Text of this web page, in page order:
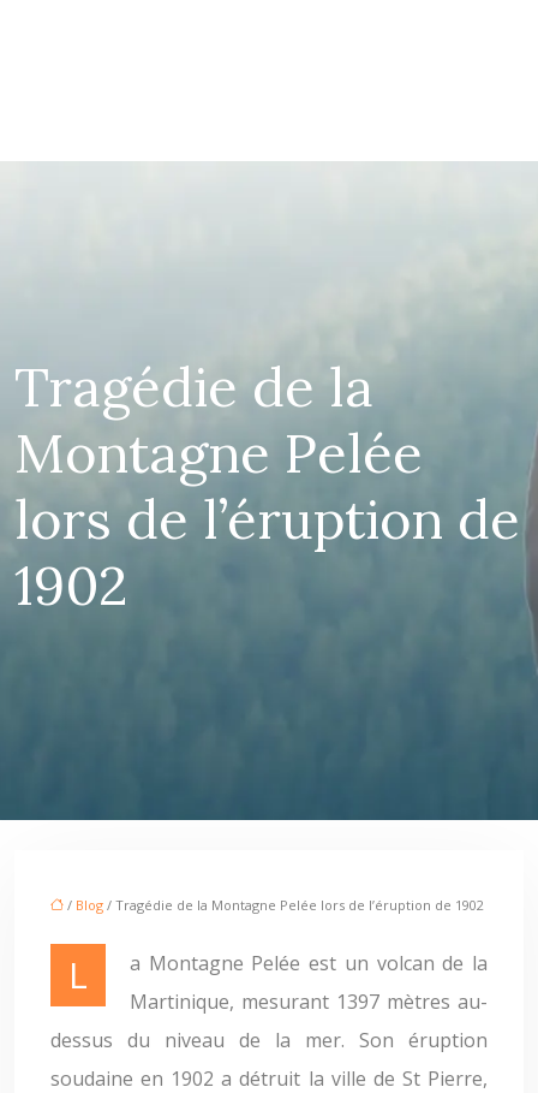
Tragédie de la
Montagne Pelée
lors de l’éruption de
1902
/ Blog / Tragédie de la Montagne Pelée lors de l’éruption de 1902
La Montagne Pelée est un volcan de la
Martinique, mesurant 1397 mètres au-
dessus du niveau de la mer. Son éruption
soudaine en 1902 a détruit la ville de St Pierre,